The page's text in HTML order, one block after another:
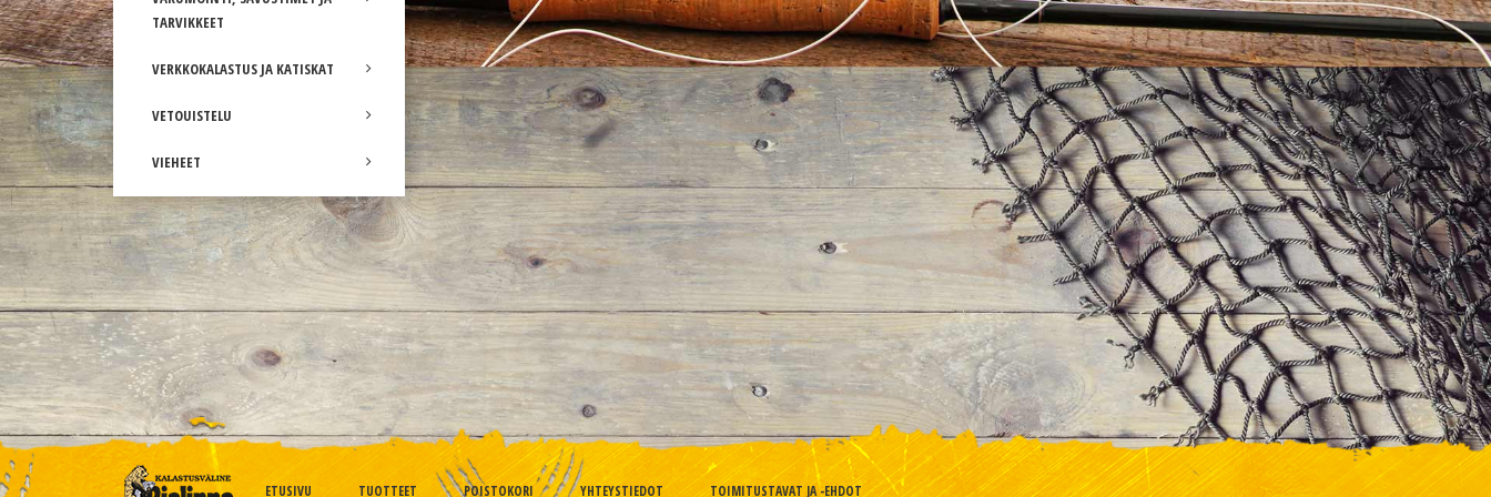
TARVIKKEET
VERKKOKALASTUS JA KATISKAT
VETOUISTELU
VIEHEET
ETUSIVU TUOTTEET POISTOKORI YHTEYSTIEDOT TOIMITUSTAVAT JA -EHDOT